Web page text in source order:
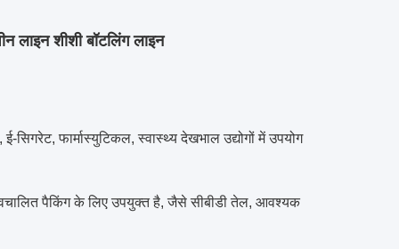
लाइन शीशी बॉटलिंग लाइन
फार्मास्युटिकल, स्वास्थ्य देखभाल उद्योगों में उपयोग
पैकिंग के लिए उपयुक्त है, जैसे सीबीडी तेल, आवश्यक